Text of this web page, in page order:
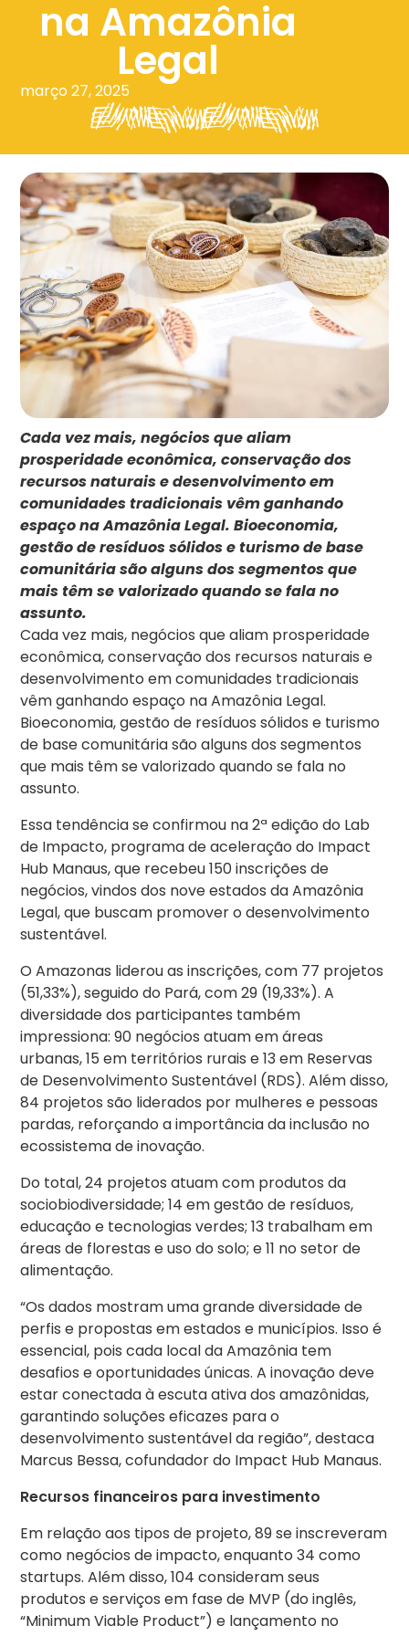
na Amazônia
Legal
março 27, 2025
Cada vez mais, negócios que aliam
prosperidade econômica, conservação dos
recursos naturais e desenvolvimento em
comunidades tradicionais vêm ganhando
espaço na Amazônia Legal. Bioeconomia,
gestão de resíduos sólidos e turismo de base
comunitária são alguns dos segmentos que
mais têm se valorizado quando se fala no
assunto.
Cada vez mais, negócios que aliam prosperidade
econômica, conservação dos recursos naturais e
desenvolvimento em comunidades tradicionais
vêm ganhando espaço na Amazônia Legal.
Bioeconomia, gestão de resíduos sólidos e turismo
de base comunitária são alguns dos segmentos
que mais têm se valorizado quando se fala no
assunto.
Essa tendência se confirmou na 2ª edição do Lab
de Impacto, programa de aceleração do Impact
Hub Manaus, que recebeu 150 inscrições de
negócios, vindos dos nove estados da Amazônia
Legal, que buscam promover o desenvolvimento
sustentável.
O Amazonas liderou as inscrições, com 77 projetos
(51,33%), seguido do Pará, com 29 (19,33%). A
diversidade dos participantes também
impressiona: 90 negócios atuam em áreas
urbanas, 15 em territórios rurais e 13 em Reservas
de Desenvolvimento Sustentável (RDS). Além disso,
84 projetos são liderados por mulheres e pessoas
pardas, reforçando a importância da inclusão no
ecossistema de inovação.
Do total, 24 projetos atuam com produtos da
sociobiodiversidade; 14 em gestão de resíduos,
educação e tecnologias verdes; 13 trabalham em
áreas de florestas e uso do solo; e 11 no setor de
alimentação.
“Os dados mostram uma grande diversidade de
perfis e propostas em estados e municípios. Isso é
essencial, pois cada local da Amazônia tem
desafios e oportunidades únicas. A inovação deve
estar conectada à escuta ativa dos amazônidas,
garantindo soluções eficazes para o
desenvolvimento sustentável da região”, destaca
Marcus Bessa, cofundador do Impact Hub Manaus.
Recursos financeiros para investimento
Em relação aos tipos de projeto, 89 se inscreveram
como negócios de impacto, enquanto 34 como
startups. Além disso, 104 consideram seus
produtos e serviços em fase de MVP (do inglês,
“Minimum Viable Product”) e lançamento no